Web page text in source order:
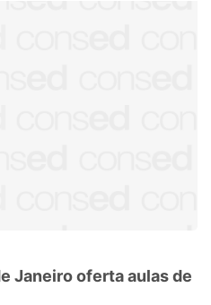
Janeiro oferta aulas de